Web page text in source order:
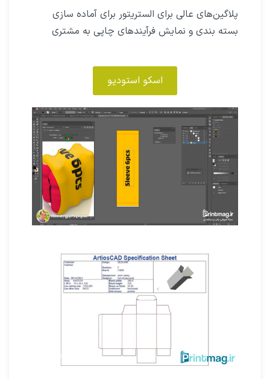
پلاگین‌های عالی برای الستریتور برای آماده سازی
بسته بندی و نمایش فرآیندهای چاپی به مشتری
اسکو استودیو